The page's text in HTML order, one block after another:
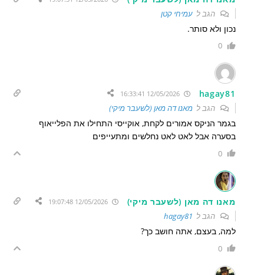
הגב לעמיחי קטן
נכון ולא סותר.
0
hagay81
12/05/2026 16:33:41
הגב למאנו דה מאן (לשעבר מיקי)
בגמר הניקס אמורים לקחת, אוקייסי התחילו את הפלייאוף
בסערה אבל לאט לאט נחלשים ומתעייפים
0
מאנו דה מאן (לשעבר מיקי) 12/05/2026 19:07:48
הגב ל hagay81
למה, בעצם, אתה חושב כך?
0